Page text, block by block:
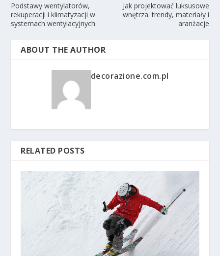
Podstawy wentylatorów,
rekuperacji i klimatyzacji w
systemach wentylacyjnych
Jak projektować luksusowe
wnętrza: trendy, materiały i
aranżacje
ABOUT THE AUTHOR
decorazione.com.pl
RELATED POSTS